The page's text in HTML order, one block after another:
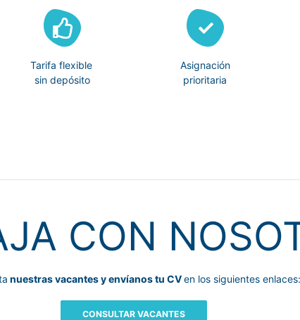
Tarifa flexible
sin depósito
Asignación
prioritaria
CON
nuestras vacantes y envíanos tu CVen los siguientes enlaces:
CONSULTAR VACANTES